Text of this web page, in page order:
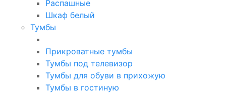
Распашные
Шкаф белый
Тумбы
Прикроватные тумбы
Тумбы под телевизор
Тумбы для обуви в прихожую
Тумбы в гостиную